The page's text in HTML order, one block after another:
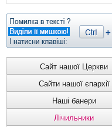
Сайт нашої Церкви
Сайти нашої єпархії
Наші банери
Лічильники